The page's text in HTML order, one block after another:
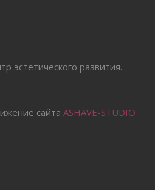
эстетического развития.
сайта ASHAVE-STUDIO